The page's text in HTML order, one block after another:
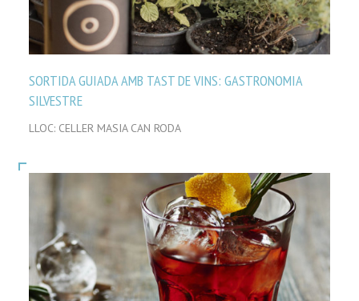
SORTIDA GUIADA AMB TAST DE VINS: GASTRONOMIA
SILVESTRE
LLOC: CELLER MASIA CAN RODA